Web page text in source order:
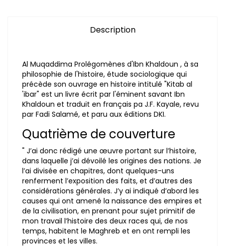
Description
Al Muqaddima Prolégomènes d'Ibn Khaldoun , à sa
philosophie de l'histoire, étude sociologique qui
précède son ouvrage en histoire intitulé "Kitab al
'ibar" est un livre écrit par l'éminent savant Ibn
Khaldoun et traduit en français pa J.F. Kayale, revu
par Fadi Salamé, et paru aux éditions DKI.
Quatrième de couverture
" J’ai donc rédigé une œuvre portant sur l’histoire,
dans laquelle j’ai dévoilé les origines des nations. Je
l’ai divisée en chapitres, dont quelques-uns
renferment l’exposition des faits, et d’autres des
considérations générales. J’y ai indiqué d’abord les
causes qui ont amené la naissance des empires et
de la civilisation, en prenant pour sujet primitif de
mon travail l’histoire des deux races qui, de nos
temps, habitent le Maghreb et en ont rempli les
provinces et les villes.